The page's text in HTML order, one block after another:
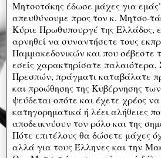
Μητσοτάκης έδωσε μάχες για
απευθύνουμε προς τον κ. Μητσο-
Κύριε Πρωθυπουργέ της Ελλάδος,
αρνηθεί να συναντήσετε τους
Παμμακεδονικών και που σέβεστε
εσείς χαρακτηρίσατε
Πρεσπών, πράγματι καταβάλατε
και προώθησης της Κυβέρνησης
ψεύδεται οπότε και έχετε χρέος
κατηγορηματικά ή λέει αλήθειες
αποδεικνύουν τον ρόλο και της
Πότε επιτέλους θα δώσετε μάχες
αλλά για τους Έλληνες και την